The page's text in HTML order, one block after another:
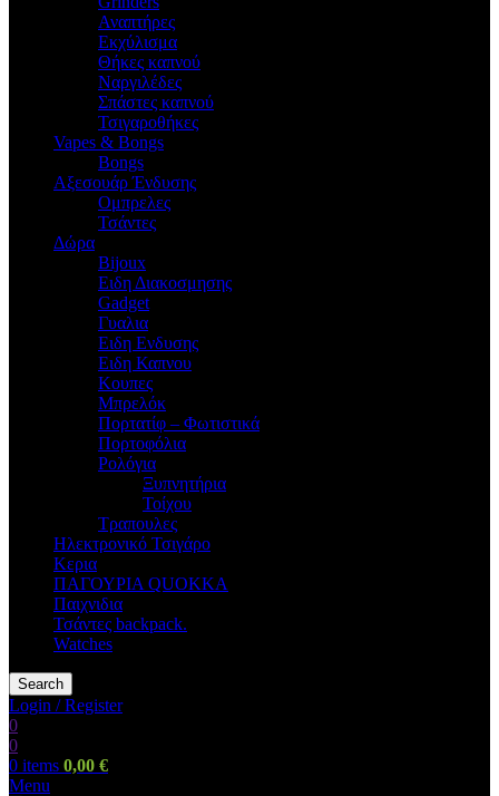
Αναπτήρες
Εκχύλισμα
Θήκες καπνού
Ναργιλέδες
Σπάστες καπνού
Τσιγαροθήκες
Vapes & Bongs
Bongs
Αξεσουάρ Ένδυσης
Oμπρελες
Τσάντες
Δώρα
Bijoux
Eιδη Διακοσμησης
Gadget
Γυαλια
Ειδη Ενδυσης
Ειδη Καπνου
Κουπες
Μπρελόκ
Πορτατίφ – Φωτιστικά
Πορτοφόλια
Ρολόγια
Ξυπνητήρια
Τοίχου
Τραπουλες
Ηλεκτρονικό Τσιγάρο
Κερια
ΠΑΓΟΥΡΙΑ QUOKKA
Παιχνιδια
Τσάντες backpack.
Watches
Search
Login / Register
0
0
0 items 0,00 €
Menu